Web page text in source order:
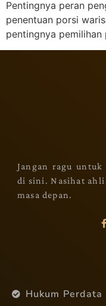
Pentingnya peran
penentuan porsi
pentingnya
Jangan ragu untuk
di sini. Nasihat ahli
masa depan.
Hukum Perdata